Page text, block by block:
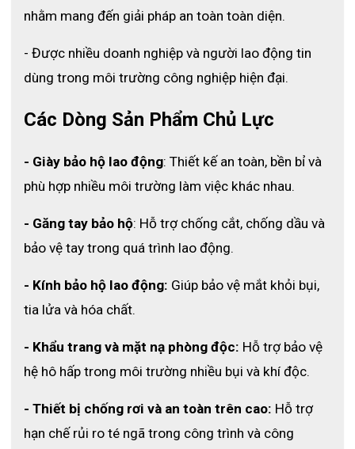
Găng tayVRG005 Khải Hoànđược làm từ 100% chất liệu Nitrile
năng chống tốt với hầu hết các chất hóa chất, dung môi đặc
biệt khắc nghiệt
và khả năng bảo vệ tốt hơn loại 3,6g
Găng tay Nitrile vô cùnng bền chắc với khả năng chống đâm
thường cao hơn 3000 psi. Về mặt cơ học, Nitrile có độ co dãn
cũng khá tốt với giới hạn kéo dài thường là 500% hoặc cao hơn.
Mức độ co dãn vừa phải tăng khả năng thích ứng với kiểu dáng
đôi tay của người sử dụng. Về khả năng chống thủng, đây là một
trong những điểm mạnh của Nitrile. Chống thủng của Nitrile là
tính năng vượt trội so với các loại găng tay khác.
nhằm mang đến giải pháp an toàn toàn diện.
- Được nhiều doanh nghiệp và người lao động tin
dùng trong môi trường công nghiệp hiện đại.
Các Dòng Sản Phẩm Chủ Lực
- Giày bảo hộ lao động: Thiết kế an toàn, bền bỉ và
phù hợp nhiều môi trường làm việc khác nhau.
- Găng tay bảo hộ: Hỗ trợ chống cắt, chống dầu và
bảo vệ tay trong quá trình lao động.
- Kính bảo hộ lao động: Giúp bảo vệ mắt khỏi bụi,
tia lửa và hóa chất.
- Khẩu trang và mặt nạ phòng độc: Hỗ trợ bảo vệ
hệ hô hấp trong môi trường nhiều bụi và khí độc.
- Thiết bị chống rơi và an toàn trên cao: Hỗ trợ
hạn chế rủi ro té ngã trong công trình và công